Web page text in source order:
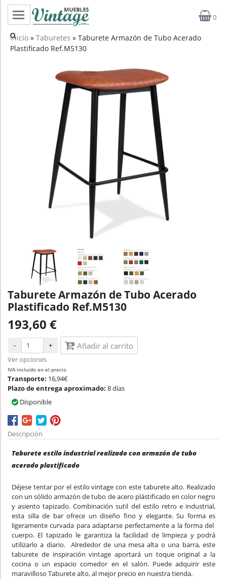
0
Categorías
Profesionales
Inicio » Taburetes » Taburete Armazón de Tubo Acerado
Plastificado Ref.M5130
Taburete Armazón de Tubo Acerado
Plastificado Ref.M5130
193,60 €
- + Añadir al carrito
Ver opciones
IVA incluido en el precio
Transporte: 16,94€
Plazo de entrega aproximado: 8 días
Disponible
Descripción
Taburete estilo industrial realizado con armazón de tubo
acerado plastificado
Déjese tentar por el estilo vintage con este taburete alto. Realizado
con un sólido armazón de tubo de acero plástificado en color negro
y asiento tapizado. Combinación sutil del estilo retro e industrial,
esta silla de bar ofrece un diseño fino y elegante. Su forma es
ligeramente curvada para adaptarse perfectamente a la forma del
cuerpo. El tapizado le garantiza la facilidad de limpieza y podrá
utilizarlo a diario. Alrededor de una mesa alta o una barra, este
taburete de inspiración vintage aportará un toque original a la
cocina o un espacio comedor en el salón. Puede adquirir este
maravilloso Taburete alto, al mejor precio en nuestra tienda.